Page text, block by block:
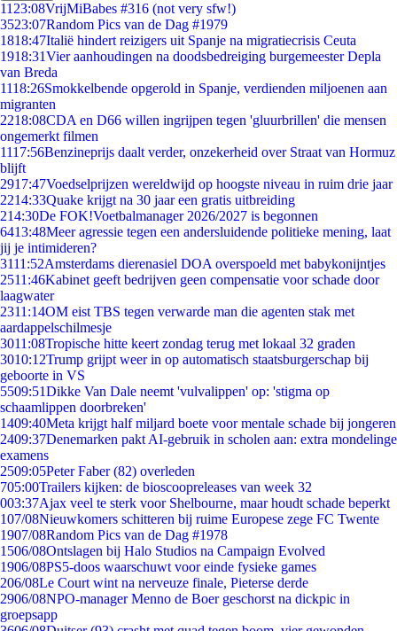
11 23:08VrijMiBabes #316 (not very sfw!)
3523:07Random Pics van de Dag #1979
1818:47Italië hindert reizigers uit Spanje na migratiecrisis Ceuta
1918:31Vier aanhoudingen na doodsbedreiging burgemeester Depla
van Breda
1118:26Smokkelbende opgerold in Spanje, verdienden miljoenen aan
migranten
2218:08CDA en D66 willen ingrijpen tegen 'gluurbrillen' die mensen
ongemerkt filmen
1117:56Benzineprijs daalt verder, onzekerheid over Straat van Hormuz
blijft
2917:47Voedselprijzen wereldwijd op hoogste niveau in ruim drie jaar
2214:33Quake krijgt na 30 jaar een gratis uitbreiding
214:30De FOK!Voetbalmanager 2026/2027 is begonnen
6413:48Meer agressie tegen een andersluidende politieke mening, laat
jij je intimideren?
3111:52Amsterdams dierenasiel DOA overspoeld met babykonijntjes
2511:46Kabinet geeft bedrijven geen compensatie voor schade door
laagwater
2311:14OM eist TBS tegen verwarde man die agenten stak met
aardappelschilmesje
3011:08Tropische hitte keert zondag terug met lokaal 32 graden
3010:12Trump grijpt weer in op automatisch staatsburgerschap bij
geboorte in VS
5509:51Dikke Van Dale neemt 'vulvalippen' op: 'stigma op
schaamlippen doorbreken'
1409:40Meta krijgt half miljard boete voor mentale schade bij jongeren
2409:37Denemarken pakt AI-gebruik in scholen aan: extra mondelinge
examens
2509:05Peter Faber (82) overleden
705:00Trailers kijken: de bioscoopreleases van week 32
003:37Ajax veel te sterk voor Shelbourne, maar houdt schade beperkt
107/08Nieuwkomers schitteren bij ruime Europese zege FC Twente
1907/08Random Pics van de Dag #1978
1506/08Ontslagen bij Halo Studios na Campaign Evolved
1906/08PS5-doos waarschuwt voor einde fysieke games
206/08Le Court wint na nerveuze finale, Pieterse derde
2906/08NPO-manager Menno de Boer geschorst na dickpic in
groepsapp